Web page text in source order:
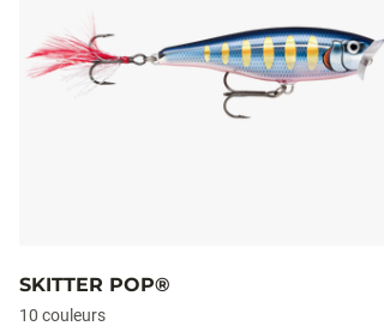
SKITTER POP®
10 couleurs